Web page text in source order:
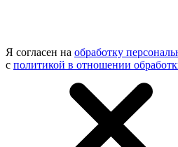
Я согласен на обработку
с политикой в отношении